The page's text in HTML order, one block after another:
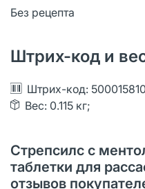
Без рецепта
Штрих-код и
Штрих-код:
Вес: 0.115 кг;
Стрепсилс с
таблетки для
отзывов